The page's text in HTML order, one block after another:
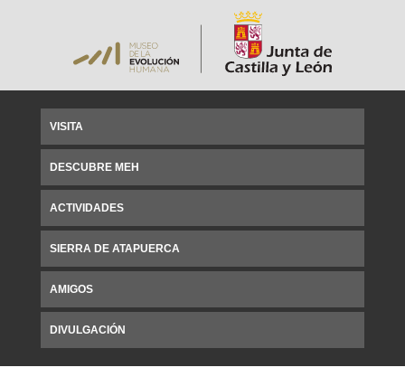
VISITA
DESCUBRE MEH
ACTIVIDADES
SIERRA DE ATAPUERCA
AMIGOS
DIVULGACIÓN